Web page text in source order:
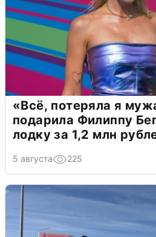
«Всё, потеряла я
подарила Филиппу
лодку за 1,2 млн
5 августа 225